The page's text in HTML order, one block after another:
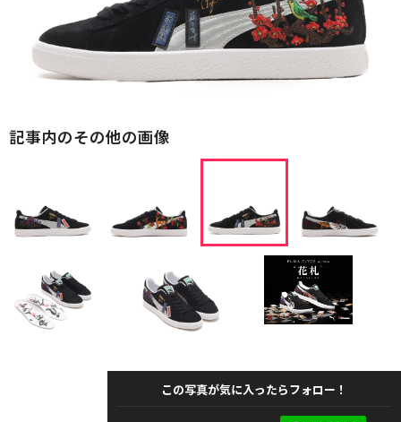
記事内のその他の画像
この写真が気に入ったらフォロー！